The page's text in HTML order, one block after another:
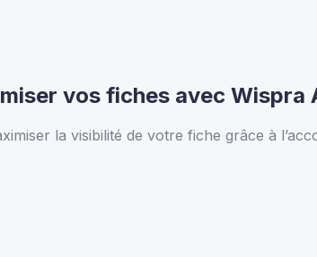
vos fiches avec Wispra
la visibilité de votre fiche grâce à